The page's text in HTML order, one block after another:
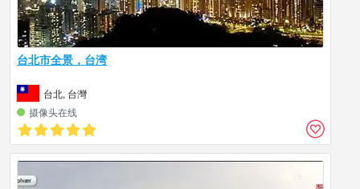
台北市全景，台湾
台北, 台灣
摄像头在线